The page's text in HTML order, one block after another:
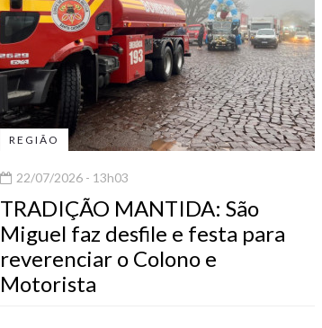
REGIÃO
22/07/2026 - 13h03
TRADIÇÃO MANTIDA: São
Miguel faz desfile e festa para
reverenciar o Colono e
Motorista